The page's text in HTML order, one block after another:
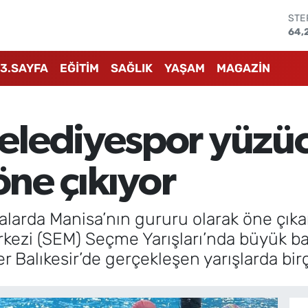
3.SAYFA EĞİTİM SAĞLIK YAŞAM MAGAZİN
çıkıyor
Manisa’nın gururu olarak öne
(SEM) Seçme Yarışları’nda büyük
gerçekleşen yarışlarda